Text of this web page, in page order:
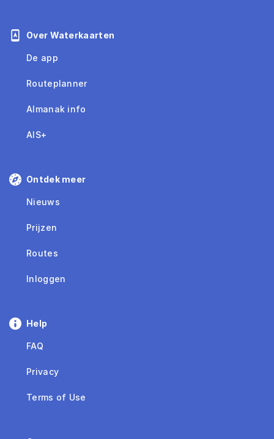
Over Waterkaarten
De app
Routeplanner
Almanak info
AIS+
Ontdek meer
Nieuws
Prijzen
Routes
Inloggen
Help
FAQ
Privacy
Terms of Use